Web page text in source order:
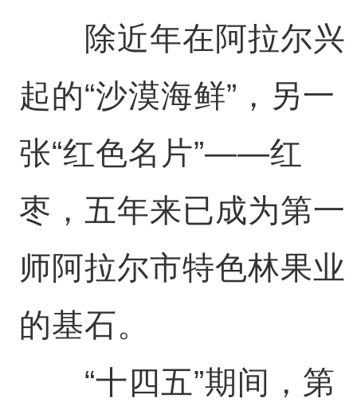
除近年在阿拉尔兴
起的“沙漠海鲜”，另一
张“红色名片”——红
枣，五年来已成为第一
师阿拉尔市特色林果业
的基石。
“十四五”期间，第